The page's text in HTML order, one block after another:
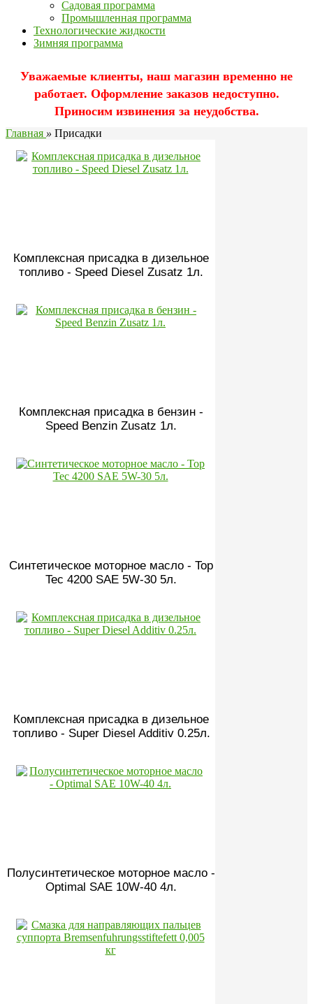
Садовая программа
Промышленная программа
Технологические жидкости
Зимняя программа
Уважаемые клиенты, наш магазин временно не
работает. Оформление заказов недоступно.
Приносим извинения за неудобства.
Главная » Присадки
Комплексная присадка в дизельное
топливо - Speed Diesel Zusatz 1л.
Комплексная присадка в бензин -
Speed Benzin Zusatz 1л.
Синтетическое моторное масло - Top
Tec 4200 SAE 5W-30 5л.
Комплексная присадка в дизельное
топливо - Super Diesel Additiv 0.25л.
Полусинтетическое моторное масло -
Optimal SAE 10W-40 4л.